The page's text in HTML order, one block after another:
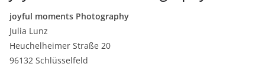
joyful moments Photography
Julia Lunz
Heuchelheimer Straße 20
96132 Schlüsselfeld